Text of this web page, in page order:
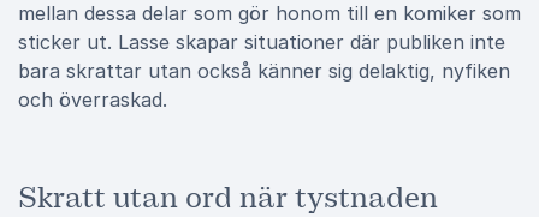
mellan dessa delar som gör honom till en komiker som
sticker ut. Lasse skapar situationer där publiken inte
bara skrattar utan också känner sig delaktig, nyfiken
och överraskad.
Skratt utan ord när tystnaden